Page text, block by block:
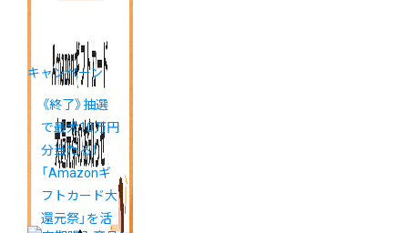
キャンペーン
《終了》抽選
で最大10万円
分当たる！
「Amazonギ
フトカード大
還元祭」を活